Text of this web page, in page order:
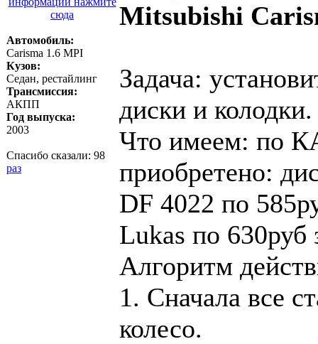
Автомобиль:
Carisma 1.6 MPI
Кузов:
Седан, рестайлинг
Трансмиссия:
АКПП
Год выпуска:
2003
Спасибо сказали: 98
раз
Mitsubishi
Задача:
диски и колодки.
Что имеем: по
приобретено:
DF 4022 по
Lukas по 630руб
Алгоритм
1. Сначала все
колесо.